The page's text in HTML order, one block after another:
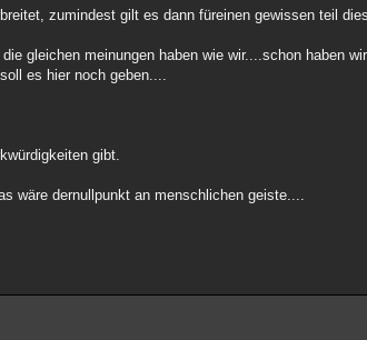
zumindest gilt es dann füreinen gewissen teil
gleichen meinungen haben wie wir....schon haben
es hier noch geben....
gibt.
wäre dernullpunkt an menschlichen geiste....